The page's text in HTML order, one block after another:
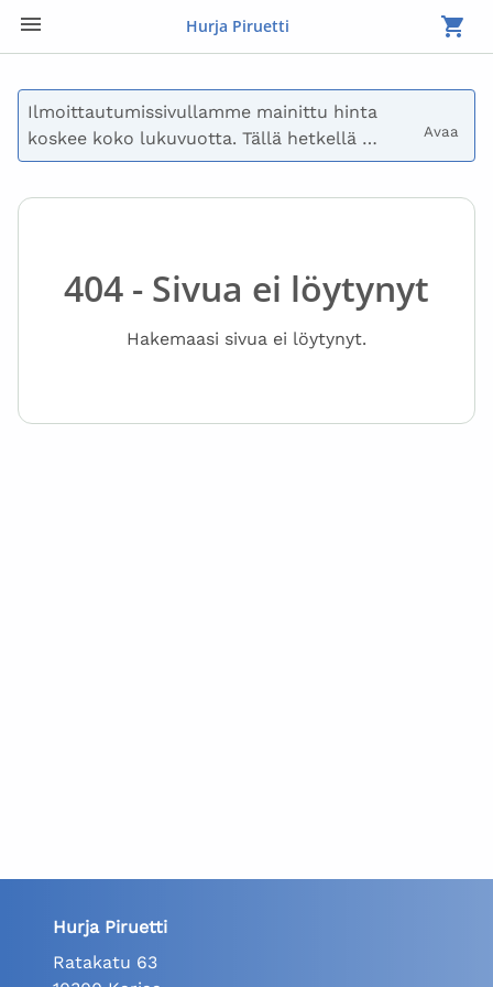
Hurja Piruetti
Ilmoittautumissivullamme mainittu hinta
koskee koko lukuvuotta. Tällä hetkellä
maksetaan vain syyslukukauden maksu.
lähetämme sinulle laskun. Lasku voidaan
myös jakaa useisiin eriin. Ota yhteyttä
sinulla on kysymyksiä maksusta.
Avaa
404 - Sivua ei löytynyt
Hakemaasi sivua ei löytynyt.
Hurja Piruetti
Ratakatu 63